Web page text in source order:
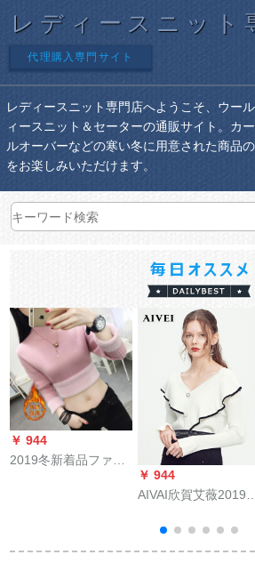
レディースニット
代理購入専門サイト
レディースニット専門店へようこそ、ウー
ィースニット＆セーターの通販サイト。カ
ルオーバーなどの寒い冬に用意された商品
をお楽しみいただけます。
￥ 944
2019冬新着品ファン
￥ 944
AIVAI欣賀艾薇2019
けた蓮の葉がVネクを
振って肩のラッピン